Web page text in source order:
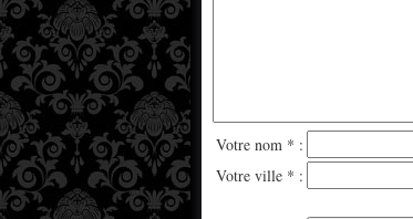
Votre nom * :
Votre ville * :